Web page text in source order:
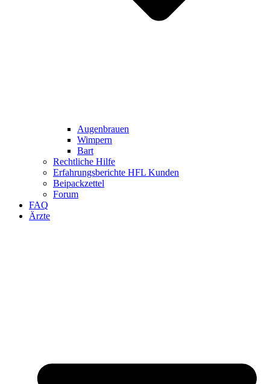
Augenbrauen
Wimpern
Bart
Rechtliche Hilfe
Erfahrungsberichte HFL Kunden
Beipackzettel
Forum
FAQ
Ärzte